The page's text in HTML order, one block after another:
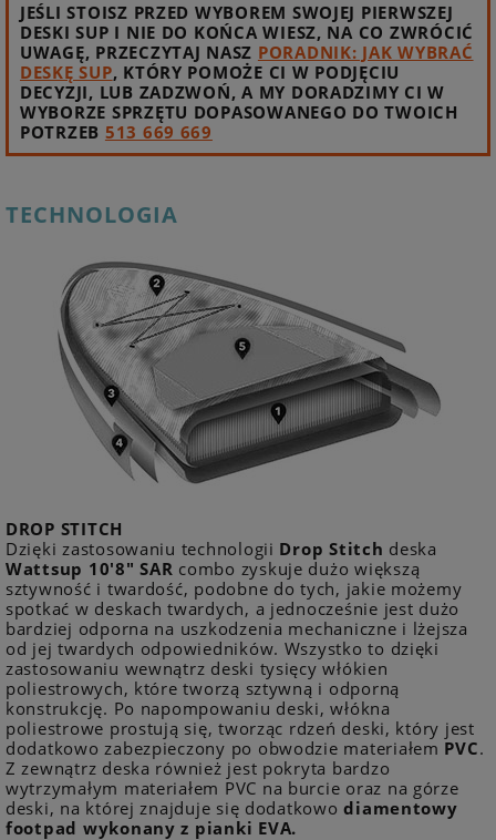
JEŚLI STOISZ PRZED WYBOREM SWOJEJ PIERWSZEJ
DESKI SUP I NIE DO KOŃCA WIESZ, NA CO ZWRÓCIĆ
UWAGĘ, PRZECZYTAJ NASZ PORADNIK: JAK WYBRAĆ
DESKĘ SUP, KTÓRY POMOŻE CI W PODJĘCIU
DECYZJI, LUB ZADZWOŃ, A MY DORADZIMY CI W
WYBORZE SPRZĘTU DOPASOWANEGO DO TWOICH
POTRZEB 513 669 669
TECHNOLOGIA
DROP STITCH
Dzięki zastosowaniu technologii Drop Stitch deska
Wattsup 10'8" SAR combo zyskuje dużo większą
sztywność i twardość, podobne do tych, jakie możemy
spotkać w deskach twardych, a jednocześnie jest dużo
bardziej odporna na uszkodzenia mechaniczne i lżejsza
od jej twardych odpowiedników. Wszystko to dzięki
zastosowaniu wewnątrz deski tysięcy włókien
poliestrowych, które tworzą sztywną i odporną
konstrukcję. Po napompowaniu deski, włókna
poliestrowe prostują się, tworząc rdzeń deski, który jest
dodatkowo zabezpieczony po obwodzie materiałem PVC.
Z zewnątrz deska również jest pokryta bardzo
wytrzymałym materiałem PVC na burcie oraz na górze
deski, na której znajduje się dodatkowodiamentowy
footpad wykonany z pianki EVA.